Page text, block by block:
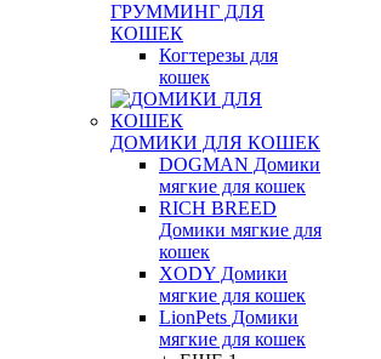
ГРУММИНГ ДЛЯ
КОШЕК
Когтерезы для
кошек
ДОМИКИ ДЛЯ КОШЕК
DOGMAN Домики
мягкие для кошек
RICH BREED
Домики мягкие для
кошек
XODY Домики
мягкие для кошек
LionPets Домики
мягкие для кошек